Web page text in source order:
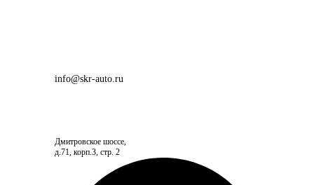
info@skr-auto.ru
Дмитровское шоссе,
д.71, корп.3, стр. 2